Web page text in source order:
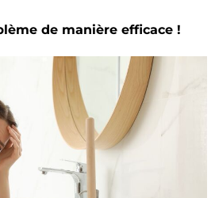
de manière efficace !